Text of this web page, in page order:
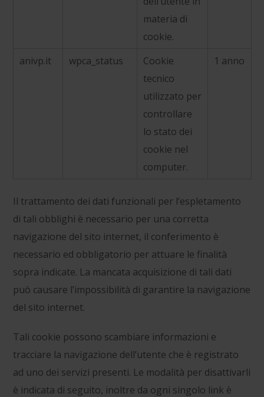
materia di
cookie.
anivp.it
wpca_status
Cookie
tecnico
utilizzato per
controllare
lo stato dei
cookie nel
computer.
1 anno
Il trattamento dei dati funzionali per l’espletamento
di tali obblighi è necessario per una corretta
navigazione del sito internet, il conferimento è
necessario ed obbligatorio per attuare le finalità
sopra indicate. La mancata acquisizione di tali dati
può causare l’impossibilità di garantire la navigazione
del sito internet.
Tali cookie possono scambiare informazioni e
tracciare la navigazione dell’utente che è registrato
ad uno dei servizi presenti. Le modalità per disattivarli
è indicata di seguito, inoltre da ogni singolo link è